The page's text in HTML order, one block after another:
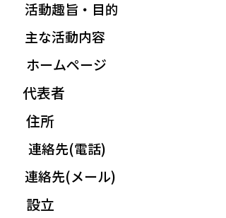
活動趣旨・目的
主な活動内容
ホームページ
代表者
住所
連絡先(電話)
連絡先(メール)
設立